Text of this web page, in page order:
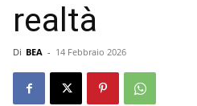
realtà
Di BEA - 14 Febbraio 2026